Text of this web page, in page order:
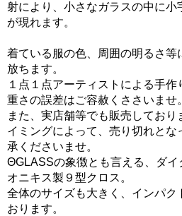
射により、小さなガラスの中に小
が現れます。
着ている服の色、周囲の明るさ等
放ちます。
１点１点アーティストによる手作
重さの誤差はご容赦くささいませ。
また、実店舗等でも販売しており
イミングによって、売り切れとな
承くださいませ。
ΘGLASSの象徴とも言える、ダイ
オニキス製９型クロス。
全体のサイズも大きく、インパク
おります。